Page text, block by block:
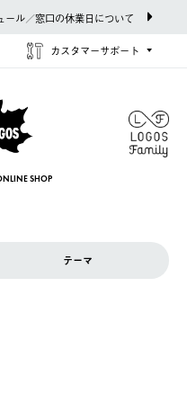
ル／窓口の休業日について
カスタマーサポート
SHOP
テーマ